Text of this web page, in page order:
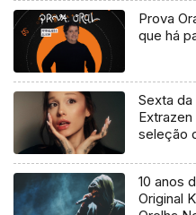
Prova
que há
Sexta
Extrazen
seleção
10 anos
Original